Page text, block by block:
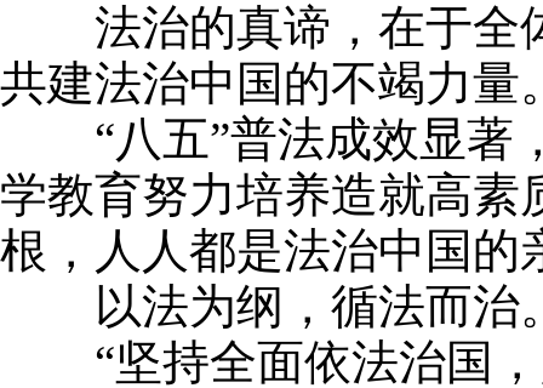
法治的真谛，在于全体
共建法治中国的不竭力量
“八五”普法成效显著，
学教育努力培养造就高
根，人人都是法治中国的
以法为纲，循法而治
“坚持全面依法治国，